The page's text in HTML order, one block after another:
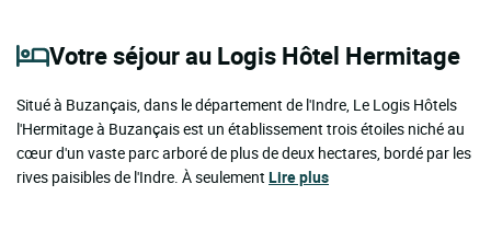
Votre séjour au Logis Hôtel Hermitage
Situé à Buzançais, dans le département de l'Indre, Le Logis Hôtels
l'Hermitage à Buzançais est un établissement trois étoiles niché au
cœur d'un vaste parc arboré de plus de deux hectares, bordé par les
rives paisibles de l'Indre. À seulement Lire plus